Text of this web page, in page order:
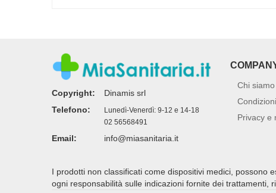
Copyright:
Dinamis srl
Telefono:
Lunedì-Venerdì: 9-12 e 14-18
02 56568491
Email: info@miasanitaria.it
Chi siamo
Privacy e
I prodotti non classificati come dispositivi medici, possono
ogni responsabilità sulle indicazioni fornite dei trattamenti,